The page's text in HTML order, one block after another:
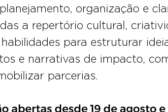
organização e
a repertório cultural,
para estruturar
e narrativas de impacto,
parcerias.
abertas desde 19 de agosto